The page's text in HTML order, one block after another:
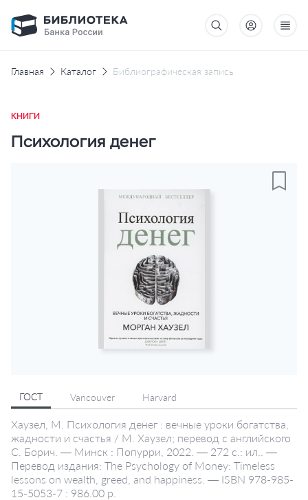
Главная Каталог Библиографическая запись
КНИГИ
Психология денег
ГОСТ Vancouver Harvard
Хаузел, М. Психология денег : вечные уроки богатства,
жадности и счастья / М. Хаузел; перевод с английского
С. Борич. — Минск : Попурри, 2022. — 272 с.: ил.. —
Перевод издания: The Psychology of Money: Timeless
lessons on wealth, greed, and happiness. — ISBN 978-985-
15-5053-7 : 986.00 р.